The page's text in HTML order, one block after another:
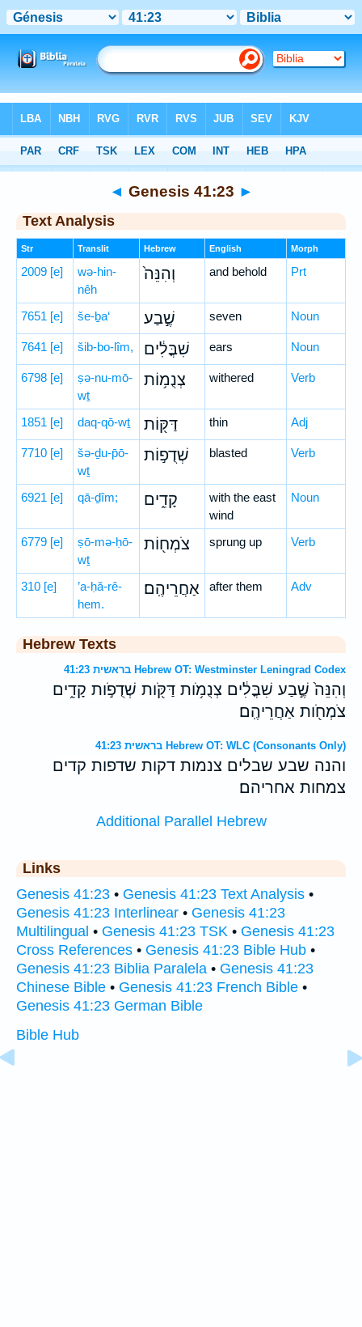
Hebrew> Genesis 41:23
◄ Genesis 41:23 ►
Text Analysis
Str Translit Hebrew English Morph
2009 [e]
wə-hin-
nêh
וְהִנֵּה֙ and behold Prt
7651 [e] še-ḇa‘ שֶׁ֣בַע seven Noun
7641 [e] šib-bo-lîm, שִׁבֳּלִ֔ים ears Noun
6798 [e]
ṣə-nu-mō-
wṯ
צְנֻמ֥וֹת withered Verb
1851 [e] daq-qō-wṯ דַּקּ֖וֹת thin Adj
7710 [e]
šə-ḏu-p̄ō-
wṯ
שְׁדֻפ֣וֹת blasted Verb
6921 [e] qā-ḏîm; קָדִ֑ים
with the east
wind
Noun
6779 [e]
ṣō-mə-ḥō-
wṯ
צֹמְח֖וֹת sprung up Verb
310 [e]
’a-ḥă-rê-
hem.
אַחֲרֵיהֶֽם׃ after them Adv
Hebrew Texts
בראשית 41:23 Hebrew OT: Westminster Leningrad Codex
וְהִנֵּה֙ שֶׁ֣בַע שִׁבֳּלִ֔ים צְנֻמֹ֥ות דַּקֹּ֖ות שְׁדֻפֹ֣ות קָדִ֑ים
צֹמְחֹ֖ות אַחֲרֵיהֶֽם׃
בראשית 41:23 Hebrew OT: WLC (Consonants Only)
והנה שבע שבלים צנמות דקות שדפות קדים
צמחות אחריהם׃
Additional Parallel Hebrew
Links
Genesis 41:23 • Genesis 41:23 Text Analysis •
Genesis 41:23 Interlinear • Genesis 41:23
Multilingual • Genesis 41:23 TSK • Genesis 41:23
Cross References • Genesis 41:23 Bible Hub •
Genesis 41:23 Biblia Paralela • Genesis 41:23
Chinese Bible • Genesis 41:23 French Bible •
Genesis 41:23 German Bible
Bible Hub